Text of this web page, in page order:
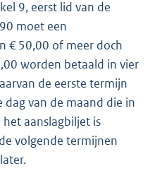
9, eerst lid van de
moet een
€ 50,00 of meer doch
worden betaald in vier
de eerste termijn
dag van de maand die in
aanslagbiljet is
volgende termijnen